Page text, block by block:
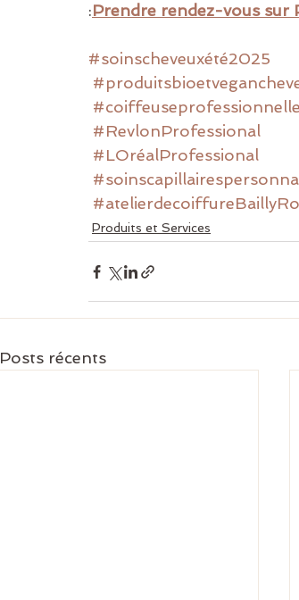
:Prendre rendez-vous sur
#soinscheveuxété2025
#coiffeuseprofessionnelle
#RevlonProfessional
#LOréalProfessional
Produits et Services
Posts récents